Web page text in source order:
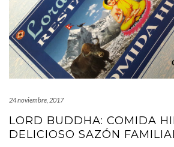
24 noviembre, 2017
LORD BUDDHA: COMIDA
DELICIOSO SAZÓN